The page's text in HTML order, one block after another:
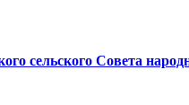
сельского Совета